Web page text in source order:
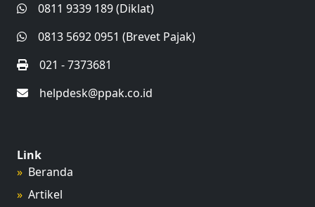
0811 9339 189 (Diklat)
0813 5692 0951 (Brevet Pajak)
021 - 7373681
helpdesk@ppak.co.id
Link
Beranda
Artikel